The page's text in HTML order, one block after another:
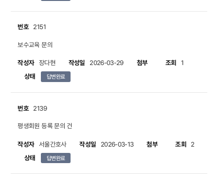
번호 2151
보수교육 문의
작성자 장다현 작성일 2026-03-29 첨부 조회 1
상태 답변완료
번호 2139
평생회원 등록 문의 건
작성자 서울간호사 작성일 2026-03-13 첨부 조회 2
상태 답변완료